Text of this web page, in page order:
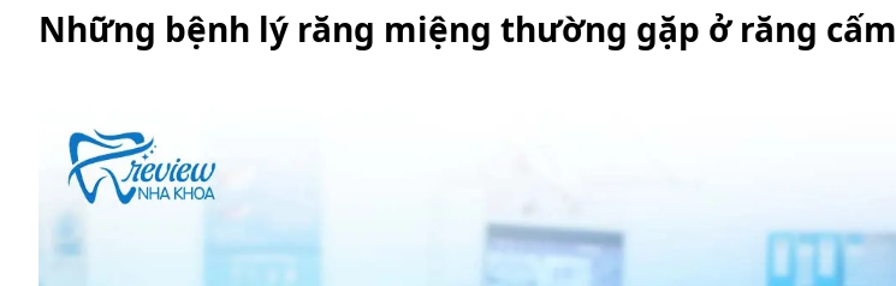
Những bệnh lý răng miệng thường gặp ở răng cấm